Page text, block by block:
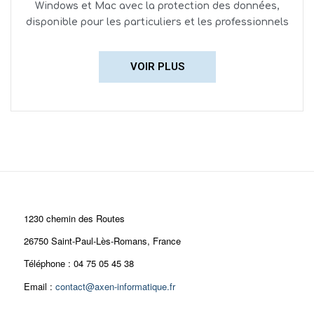
Windows et Mac avec la protection des données,
disponible pour les particuliers et les professionnels
VOIR PLUS
1230 chemin des Routes
26750 Saint-Paul-Lès-Romans, France
Téléphone : 04 75 05 45 38
Email : contact@axen-informatique.fr